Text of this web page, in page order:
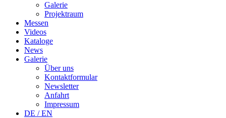
Galerie
Projektraum
Messen
Videos
Kataloge
News
Galerie
Über uns
Kontaktformular
Newsletter
Anfahrt
Impressum
DE / EN